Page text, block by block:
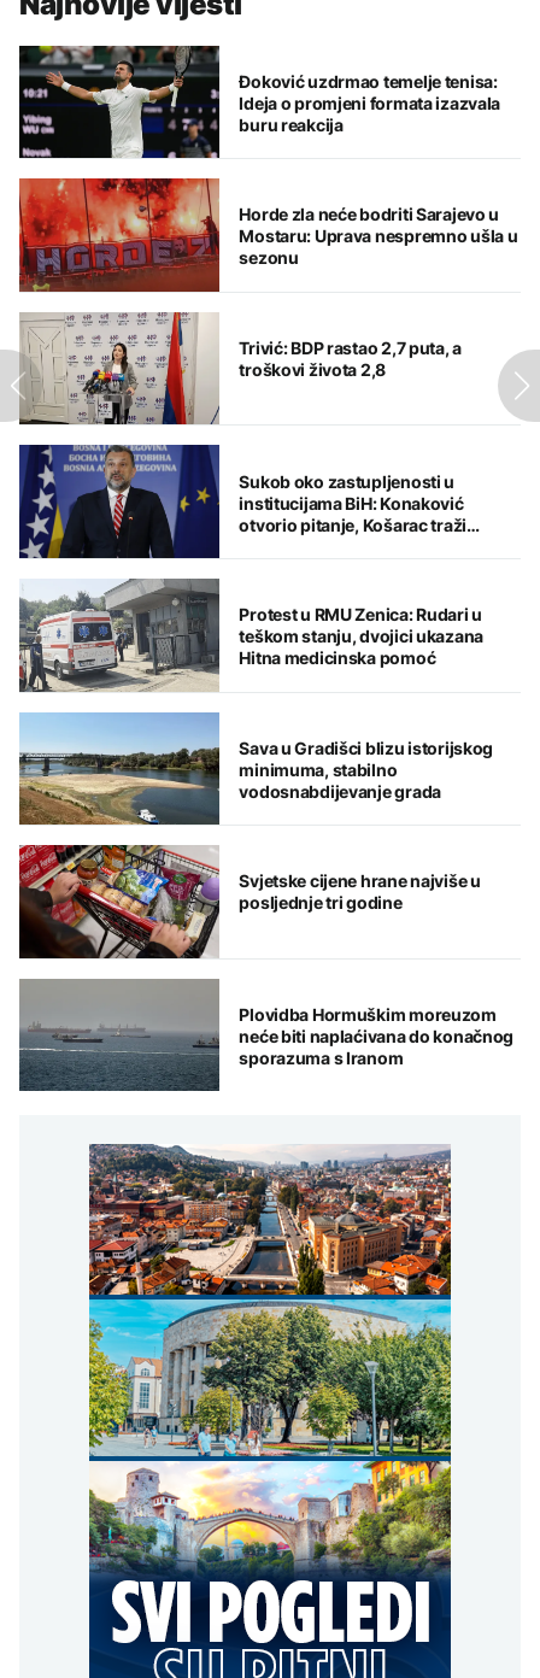
Đoković uzdrmao temelje tenisa:
Ideja o promjeni formata izazvala
buru reakcija
Horde zla neće bodriti Sarajevo u
Mostaru: Uprava nespremno ušla u
sezonu
Trivić: BDP rastao 2,7 puta, a
troškovi života 2,8
Sukob oko zastupljenosti u
institucijama BiH: Konaković
otvorio pitanje, Košarac traži
Protest u RMU Zenica: Rudari u
teškom stanju, dvojici ukazana
Hitna medicinska pomoć
Sava u Gradišci blizu istorijskog
minimuma, stabilno
vodosnabdijevanje grada
Svjetske cijene hrane najviše u
posljednje tri godine
Plovidba Hormuškim moreuzom
neće biti naplaćivana do konačnog
sporazuma s Iranom